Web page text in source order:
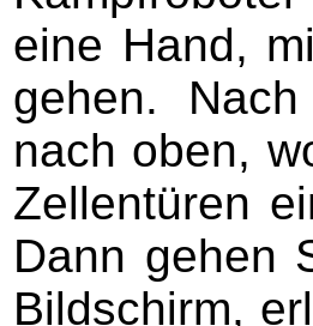
eine Hand,
gehen.
nach oben,
Zellentüren
Dann gehen
Bildschirm,